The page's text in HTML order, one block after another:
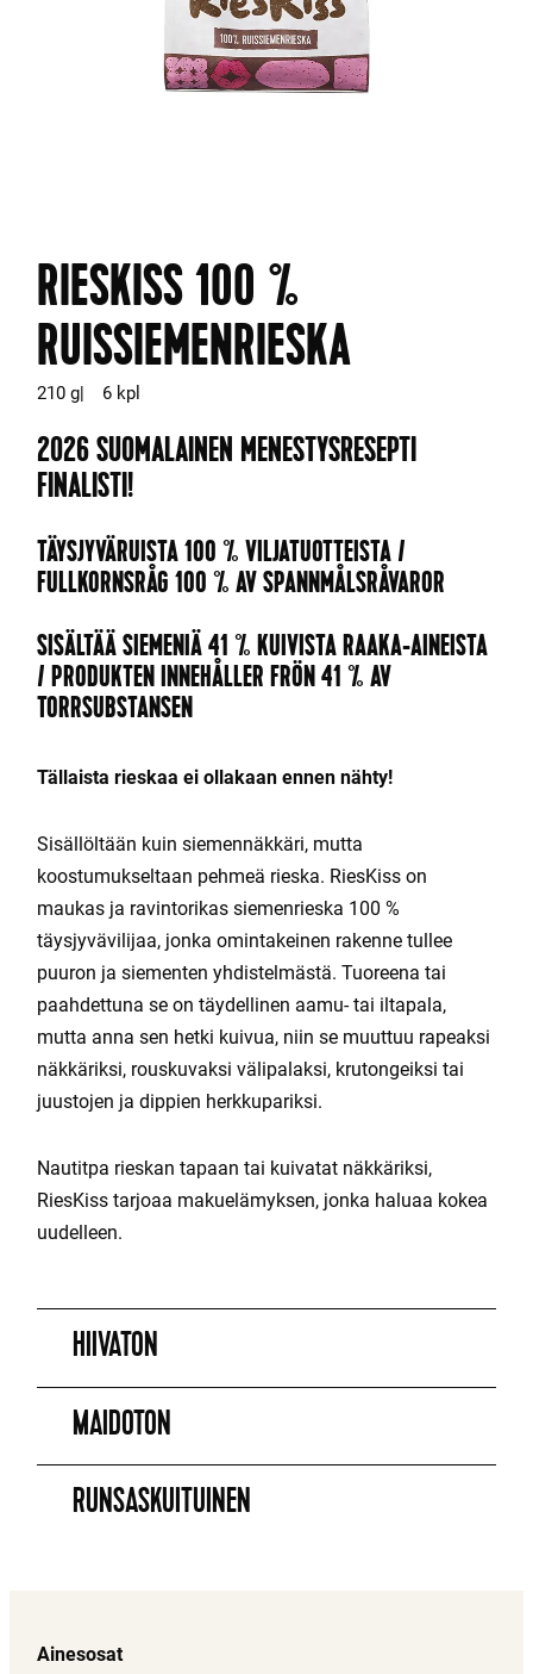
RIESKISS 100 %
RUISSIEMENRIESKA
210 g 6 kpl
2026 SUOMALAINEN MENESTYSRESEPTI
FINALISTI!
TÄYSJYVÄRUISTA 100 % VILJATUOTTEISTA /
FULLKORNSRÅG 100 % AV SPANNMÅLSRÅVAROR
SISÄLTÄÄ SIEMENIÄ 41 % KUIVISTA RAAKA-AINEISTA
/ PRODUKTEN INNEHÅLLER FRÖN 41 % AV
TORRSUBSTANSEN
Tällaista rieskaa ei ollakaan ennen nähty!
Sisällöltään kuin siemennäkkäri, mutta
koostumukseltaan pehmeä rieska. RiesKiss on
maukas ja ravintorikas siemenrieska 100 %
täysjyvävilijaa, jonka omintakeinen rakenne tullee
puuron ja siementen yhdistelmästä. Tuoreena tai
paahdettuna se on täydellinen aamu- tai iltapala,
mutta anna sen hetki kuivua, niin se muuttuu rapeaksi
näkkäriksi, rouskuvaksi välipalaksi, krutongeiksi tai
juustojen ja dippien herkkupariksi.
Nautitpa rieskan tapaan tai kuivatat näkkäriksi,
RiesKiss tarjoaa makuelämyksen, jonka haluaa kokea
uudelleen.
HIIVATON
MAIDOTON
RUNSASKUITUINEN
Ainesosat